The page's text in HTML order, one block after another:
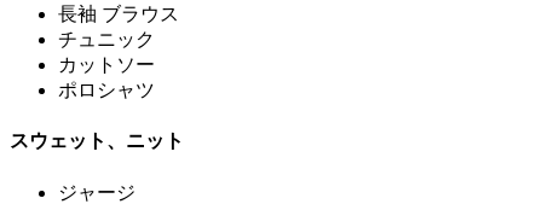
長袖 ブラウス
チュニック
カットソー
ポロシャツ
スウェット、ニット
ジャージ